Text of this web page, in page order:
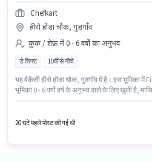
Chefkart
हीरो होंडा चौक, गुडगाँव
कुक / शेफ़ में 0 - 6 वर्षो का अनुभव
डे शिफ्ट 10वीं से नीचे
यह वैकेंसी हीरो होंडा चौक, गुडगाँव में है। इस भूमिका में
भूमिका 0 - 6 वर्षो वर्ष के अनुभव वाले के लिए खुली है,
आवेदन कर सकते हैं।
20 घंटे पहले पोस्ट की गई थी